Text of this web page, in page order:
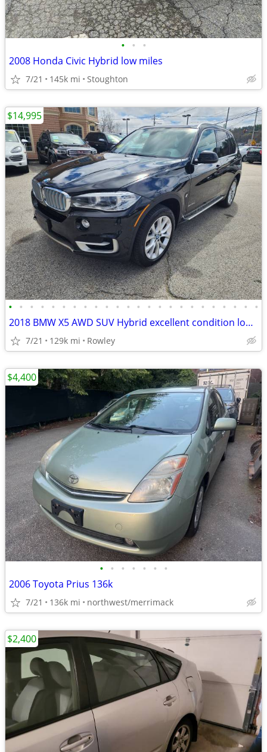
• • •
2008 Honda Civic Hybrid low miles
7/21 145k mi Stoughton
• • • • • • • • • • • • • • • • • • • • • • • •
2018 BMW X5 AWD SUV Hybrid excellent condition low price!
7/21 129k mi Rowley
$14,995
• • • • • • •
2006 Toyota Prius 136k
7/21 136k mi northwest/merrimack
$4,400
$2,400